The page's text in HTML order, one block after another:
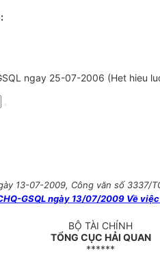
ngay 25-07-2006 (Het hieu
13-07-2009, Công văn số 3337/
GSQL ngày 13/07/2009 Về
BỘ TÀI CHÍNH
TỔNG CỤC HẢI QUAN
******